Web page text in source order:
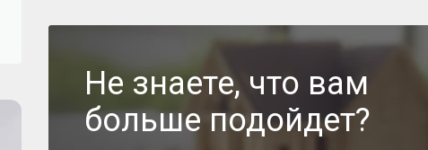
Не знаете, что вам
больше подойдет?